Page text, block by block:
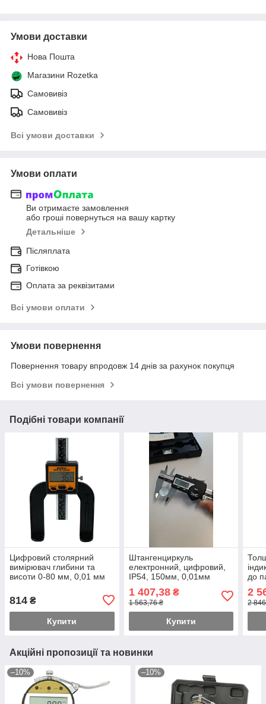
Умови доставки
Нова Пошта
Магазини Rozetka
Самовивіз
Самовивіз
Всі умови доставки
Умови оплати
Ви отримаєте замовлення
або гроші повернуться на вашу картку
Детальніше
Післяплата
Готівкою
Оплата за реквізитами
Всі умови оплати
Умови повернення
Повернення товару впродовж 14 днів за рахунок покупця
Всі умови повернення
Подібні товари компанії
Цифровий столярний
вимірювач глибини та
висоти 0-80 мм, 0,01 мм
814 ₴
Купити
Штангенциркуль
електронний, цифровий,
IP54, 150мм, 0,01мм
1 407,38₴
1 563,76 ₴
Купити
до
2
2
Акційні пропозиції та новинки
–10% –10%